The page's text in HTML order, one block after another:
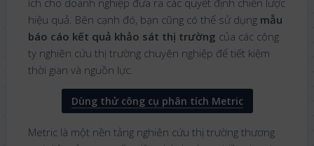
ích cho doanh nghiệp đưa ra các quyết định chiến lược
hiệu quả. Bên cạnh đó, bạn cũng có thể sử dụng mẫu
báo cáo kết quả khảo sát thị trường của các công
ty nghiên cứu thị trường chuyên nghiệp để tiết kiệm
thời gian và nguồn lực.
Dùng thử công cụ phân tích Metric
Metric là một nền tảng nghiên cứu thị trường thương